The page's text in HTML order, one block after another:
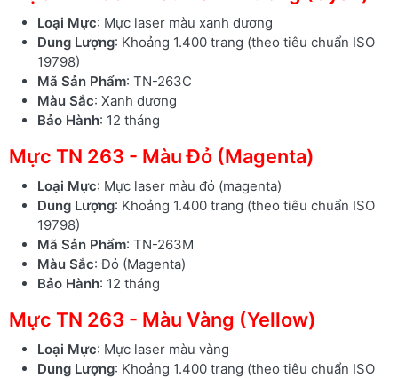
Loại Mực: Mực laser màu xanh dương
Dung Lượng: Khoảng 1.400 trang (theo tiêu chuẩn ISO
19798)
Mã Sản Phẩm: TN-263C
Màu Sắc: Xanh dương
Bảo Hành: 12 tháng
Mực TN 263 - Màu Đỏ (Magenta)
Loại Mực: Mực laser màu đỏ (magenta)
Dung Lượng: Khoảng 1.400 trang (theo tiêu chuẩn ISO
19798)
Mã Sản Phẩm: TN-263M
Màu Sắc: Đỏ (Magenta)
Bảo Hành: 12 tháng
Mực TN 263 - Màu Vàng (Yellow)
Loại Mực: Mực laser màu vàng
Dung Lượng: Khoảng 1.400 trang (theo tiêu chuẩn ISO